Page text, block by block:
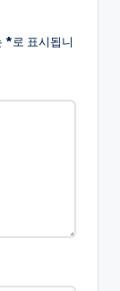
*로 표시됩니